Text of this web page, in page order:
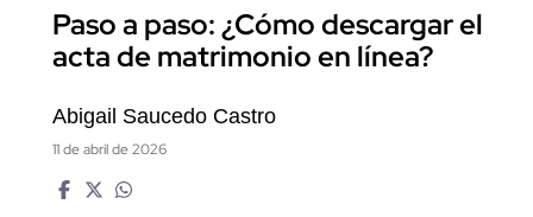
Paso a paso: ¿Cómo descargar el
acta de matrimonio en línea?
Abigail Saucedo Castro
11 de abril de 2026